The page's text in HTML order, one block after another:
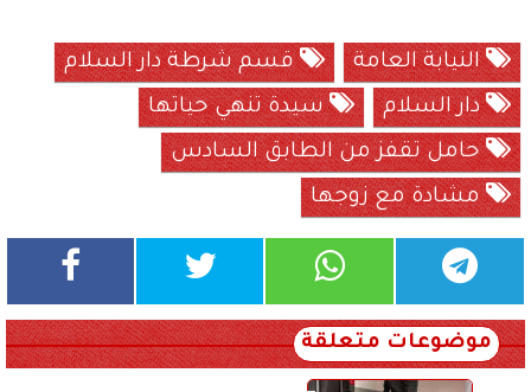
النيابة العامة
قسم شرطة دار السلام
دار السلام
سيدة تنهي حياتها
حامل تقفز من الطابق السادس
مشادة مع زوجها
موضوعات متعلقة